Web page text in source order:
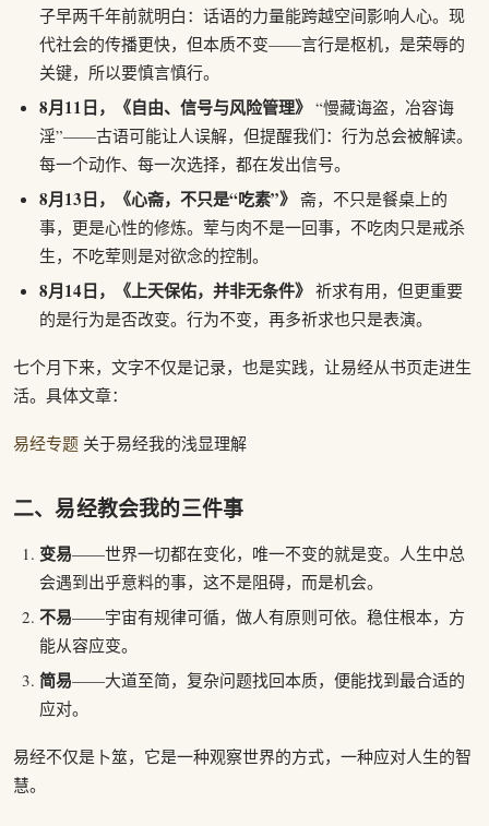
子早两千年前就明白：话语的力量能跨越空间影响人心。现
代社会的传播更快，但本质不变——言行是枢机，是荣辱的
关键，所以要慎言慎行。
8月11日，《自由、信号与风险管理》 “慢藏诲盗，冶容诲
淫”——古语可能让人误解，但提醒我们：行为总会被解读。
每一个动作、每一次选择，都在发出信号。
8月13日，《心斋，不只是“吃素”》 斋，不只是餐桌上的
事，更是心性的修炼。荤与肉不是一回事，不吃肉只是戒杀
生，不吃荤则是对欲念的控制。
8月14日，《上天保佑，并非无条件》 祈求有用，但更重要
的是行为是否改变。行为不变，再多祈求也只是表演。
七个月下来，文字不仅是记录，也是实践，让易经从书页走进生
活。具体文章：
易经专题 关于易经我的浅显理解
二、易经教会我的三件事
变易——世界一切都在变化，唯一不变的就是变。人生中总
会遇到出乎意料的事，这不是阻碍，而是机会。
不易——宇宙有规律可循，做人有原则可依。稳住根本，方
能从容应变。
简易——大道至简，复杂问题找回本质，便能找到最合适的
应对。
易经不仅是卜筮，它是一种观察世界的方式，一种应对人生的智
慧。